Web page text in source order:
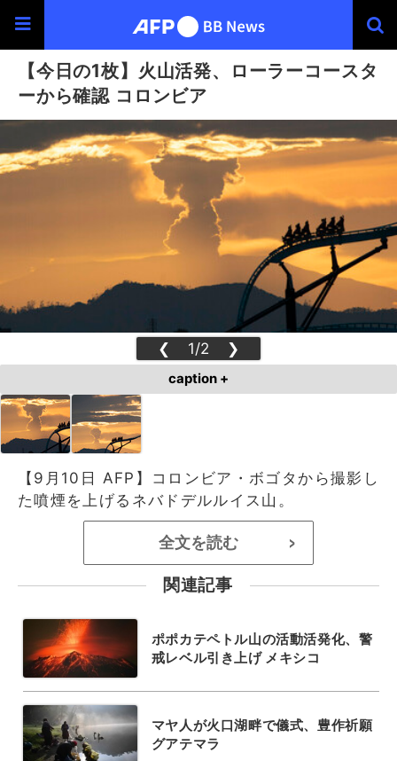
【今日の1枚】火山活発、ローラーコースタ
ーから確認 コロンビア
❮ 1/2 ❯
caption +
【9月10日 AFP】コロンビア・ボゴタから撮影し
た噴煙を上げるネバドデルルイス山。
全文を読む >
関連記事
ポポカテペトル山の活動活発化、警
戒レベル引き上げ メキシコ
マヤ人が火口湖畔で儀式、豊作祈願
グアテマラ